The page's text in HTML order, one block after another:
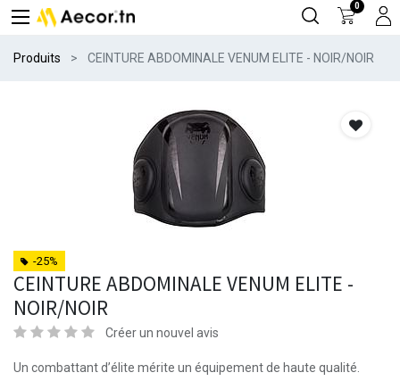
0
Produits CEINTURE ABDOMINALE VENUM ELITE - NOIR/NOIR
-25%
CEINTURE ABDOMINALE VENUM ELITE -
NOIR/NOIR
Créer un nouvel avis
Un combattant d’élite mérite un équipement de haute qualité.